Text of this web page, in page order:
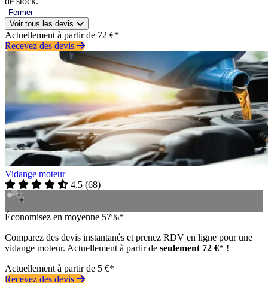
Fermer
Voir tous les devis
Actuellement à partir de 72 €*
Recevez des devis
Vidange moteur
4.5 (68)
Économisez en moyenne 57%*
Comparez des devis instantanés et prenez RDV en ligne pour une
vidange moteur. Actuellement à partir de seulement 72 €* !
Actuellement à partir de 5 €*
Recevez des devis